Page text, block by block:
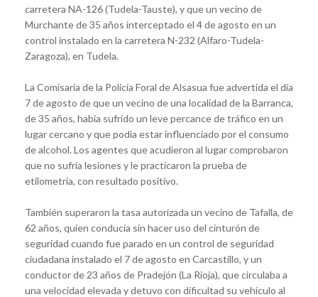
carretera NA-126 (Tudela-Tauste), y que un vecino de
Murchante de 35 años interceptado el 4 de agosto en un
control instalado en la carretera N-232 (Alfaro-Tudela-
Zaragoza), en Tudela.
La Comisaría de la Policía Foral de Alsasua fue advertida el día
7 de agosto de que un vecino de una localidad de la Barranca,
de 35 años, había sufrido un leve percance de tráfico en un
lugar cercano y que podía estar influenciado por el consumo
de alcohol. Los agentes que acudieron al lugar comprobaron
que no sufría lesiones y le practicaron la prueba de
etilometría, con resultado positivo.
También superaron la tasa autorizada un vecino de Tafalla, de
62 años, quien conducía sin hacer uso del cinturón de
seguridad cuando fue parado en un control de seguridad
ciudadana instalado el 7 de agosto en Carcastillo, y un
conductor de 23 años de Pradejón (La Rioja), que circulaba a
una velocidad elevada y detuvo con dificultad su vehículo al